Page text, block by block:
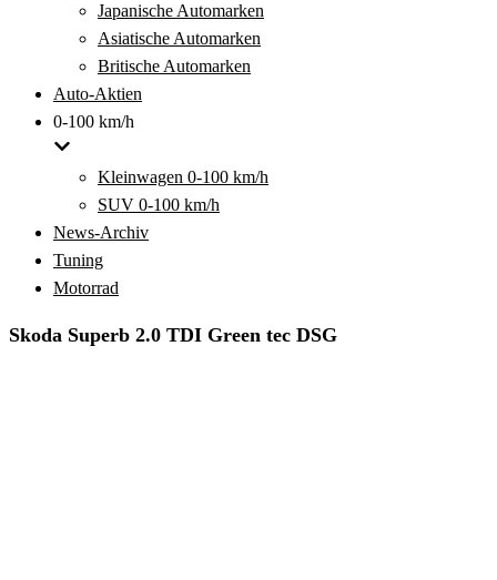
Japanische Automarken
Asiatische Automarken
Britische Automarken
Auto-Aktien
0-100 km/h
Kleinwagen 0-100 km/h
SUV 0-100 km/h
News-Archiv
Tuning
Motorrad
Skoda Superb 2.0 TDI Green tec DSG